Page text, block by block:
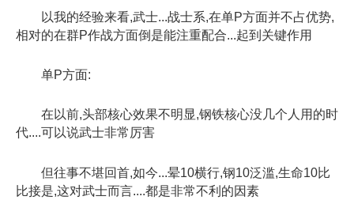
以我的经验来看,武士...战士系,在单P方面并不占优势,
相对的在群P作战方面倒是能注重配合...起到关键作用
单P方面:
在以前,头部核心效果不明显,钢铁核心没几个人用的时
代....可以说武士非常厉害
但往事不堪回首,如今...晕10横行,钢10泛滥,生命10比
比接是,这对武士而言....都是非常不利的因素